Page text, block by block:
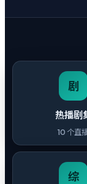
剧
热播剧
10 个直
综